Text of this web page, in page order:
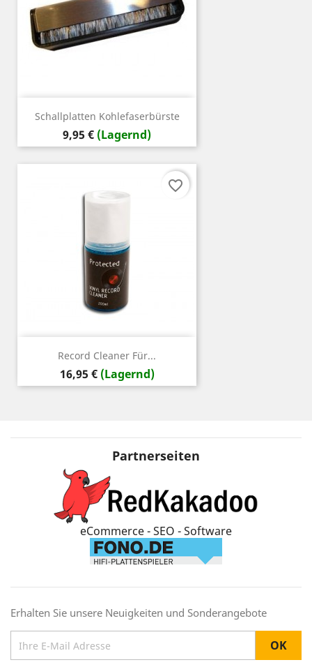
Schallplatten Kohlefaserbürste
Preis
9,95 € (Lagernd)
Record Cleaner Für...
Preis
16,95 € (Lagernd)
favorite_border
Partnerseiten
eCommerce - SEO - Software
Erhalten Sie unsere Neuigkeiten und Sonderangebote